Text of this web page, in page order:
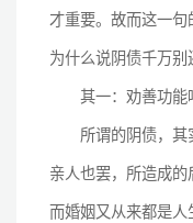
才重要。故而这一句
为什么说阴债千万别
其一：劝善功能
所谓的阴债，其
亲人也罢，所造成的
而婚姻又从来都是